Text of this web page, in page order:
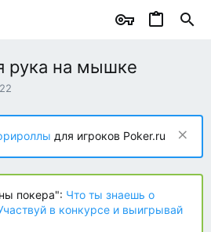
рука на мышке
для игроков Poker.ru
покера": Что ты знаешь о
в конкурсе и выигрывай